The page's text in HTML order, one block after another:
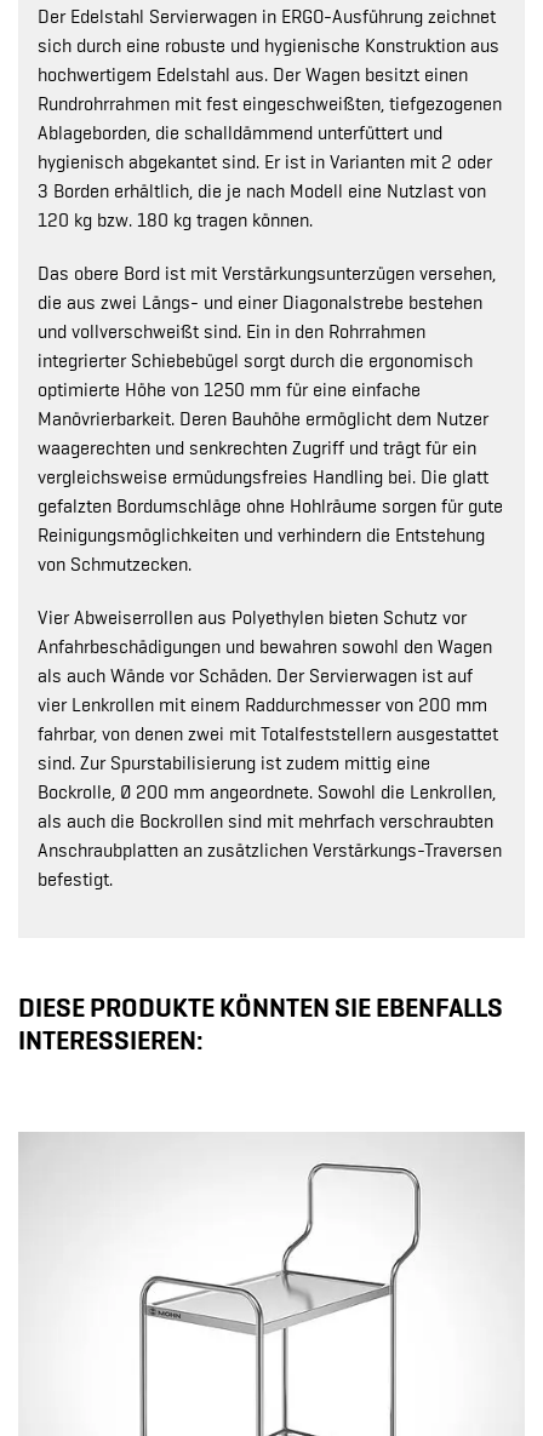
Der Edelstahl Servierwagen in ERGO-Ausführung zeichnet
sich durch eine robuste und hygienische Konstruktion aus
hochwertigem Edelstahl aus. Der Wagen besitzt einen
Rundrohrrahmen mit fest eingeschweißten, tiefgezogenen
Ablageborden, die schalldämmend unterfüttert und
hygienisch abgekantet sind. Er ist in Varianten mit 2 oder
3 Borden erhältlich, die je nach Modell eine Nutzlast von
120 kg bzw. 180 kg tragen können.
Das obere Bord ist mit Verstärkungsunterzügen versehen,
die aus zwei Längs- und einer Diagonalstrebe bestehen
und vollverschweißt sind. Ein in den Rohrrahmen
integrierter Schiebebügel sorgt durch die ergonomisch
optimierte Höhe von 1250 mm für eine einfache
Manövrierbarkeit. Deren Bauhöhe ermöglicht dem Nutzer
waagerechten und senkrechten Zugriff und trägt für ein
vergleichsweise ermüdungsfreies Handling bei. Die glatt
gefalzten Bordumschläge ohne Hohlräume sorgen für gute
Reinigungsmöglichkeiten und verhindern die Entstehung
von Schmutzecken.
Vier Abweiserrollen aus Polyethylen bieten Schutz vor
Anfahrbeschädigungen und bewahren sowohl den Wagen
als auch Wände vor Schäden. Der Servierwagen ist auf
vier Lenkrollen mit einem Raddurchmesser von 200 mm
fahrbar, von denen zwei mit Totalfeststellern ausgestattet
sind. Zur Spurstabilisierung ist zudem mittig eine
Bockrolle, Ø 200 mm angeordnete. Sowohl die Lenkrollen,
als auch die Bockrollen sind mit mehrfach verschraubten
Anschraubplatten an zusätzlichen Verstärkungs-Traversen
befestigt.
DIESE PRODUKTE KÖNNTEN SIE EBENFALLS
INTERESSIEREN: